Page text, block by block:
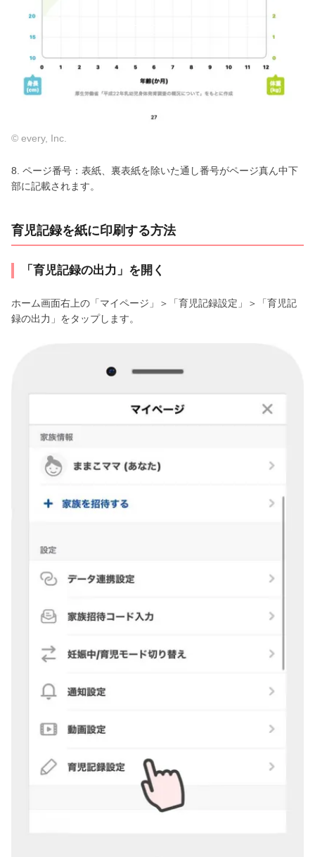
© every, Inc.
8. ページ番号：表紙、裏表紙を除いた通し番号がページ真ん中下
部に記載されます。
育児記録を紙に印刷する方法
「育児記録の出力」を開く
ホーム画面右上の「マイページ」＞「育児記録設定」＞「育児記
録の出力」をタップします。